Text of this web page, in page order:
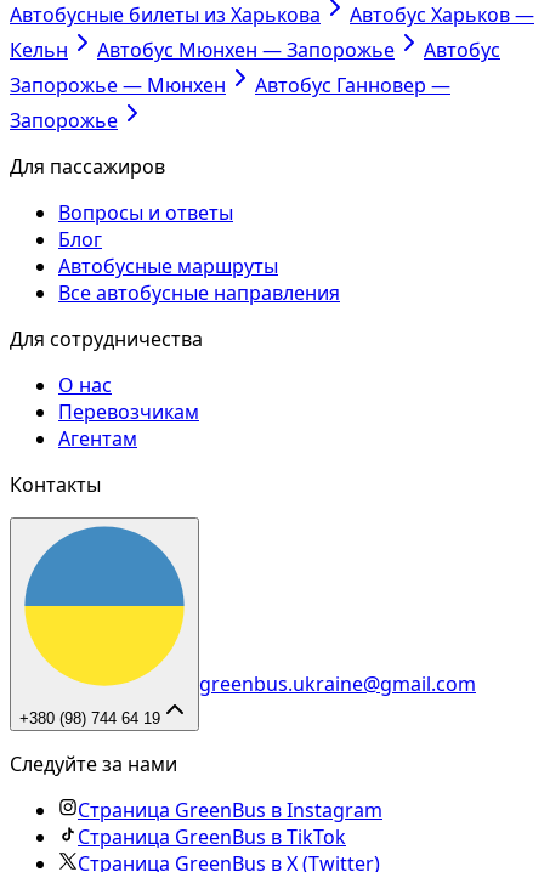
Автобусные билеты из Харькова
Автобус Харьков —
Кельн
Автобус Мюнхен — Запорожье
Автобус
Запорожье — Мюнхен
Автобус Ганновер —
Запорожье
Для пассажиров
Вопросы и ответы
Блог
Автобусные маршруты
Все автобусные направления
Для сотрудничества
О нас
Перевозчикам
Агентам
Контакты
+380 (98) 744 64 19
greenbus.ukraine@gmail.com
Следуйте за нами
Страница GreenBus в Instagram
Страница GreenBus в TikTok
Страница GreenBus в X (Twitter)